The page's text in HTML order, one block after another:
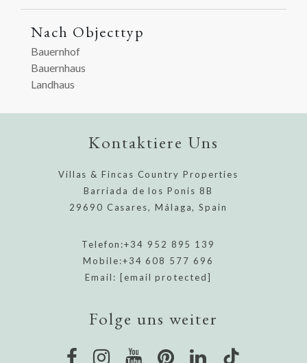
Nach Objecttyp
Bauernhof
Bauernhaus
Landhaus
Kontaktiere Uns
Villas & Fincas Country Properties
Barriada de los Ponis 8B
29690 Casares, Málaga, Spain
Telefon:+34 952 895 139
Mobile:+34 608 577 696
Email: [email protected]
Folge uns weiter